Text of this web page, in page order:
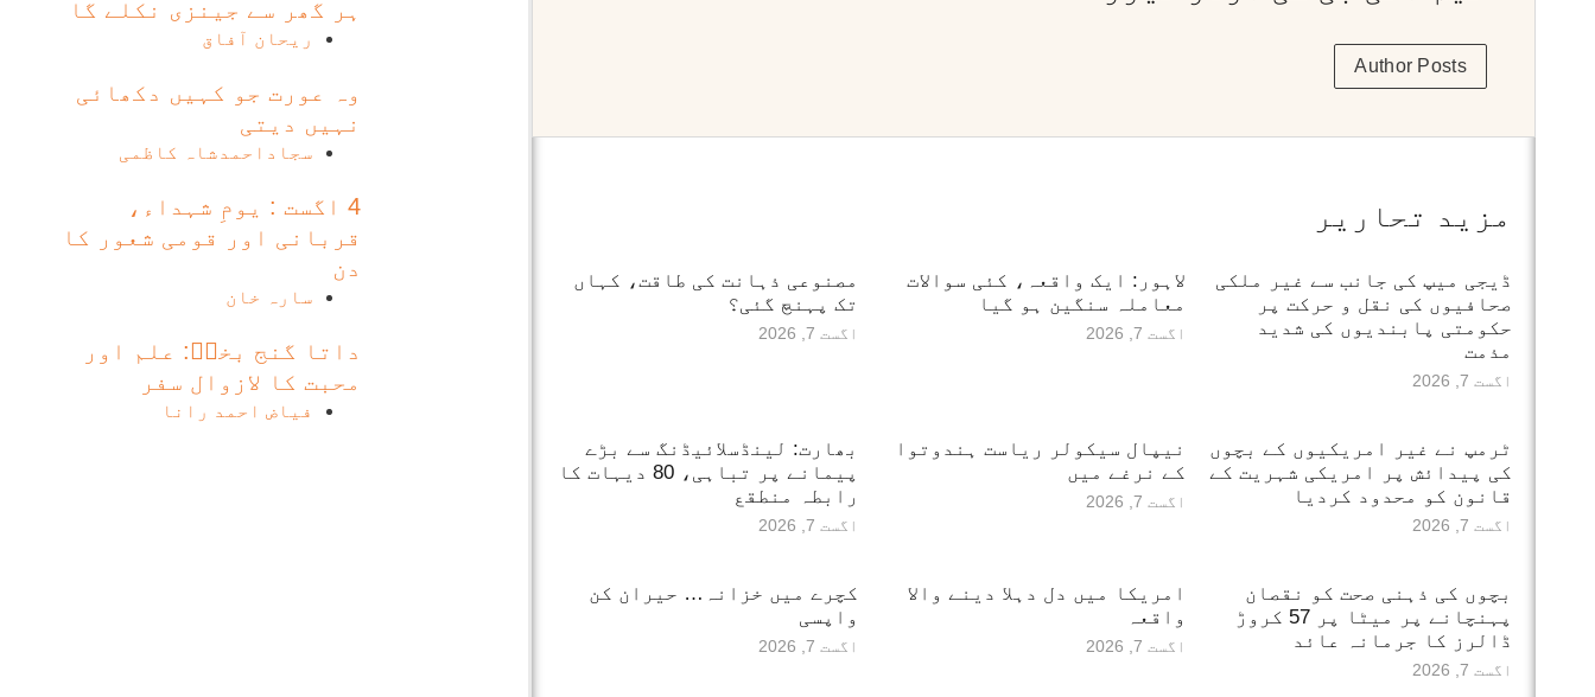
Author Posts
مزید تحاریر
ڈیجی میپ کی جانب سے غیر ملکی
صحافیوں کی نقل و حرکت پر
حکومتی پابندیوں کی شدید
مذمت
اگست 7, 2026
لاہور: ایک واقعہ، کئی سوالات
معاملہ سنگین ہو گیا
اگست 7, 2026
مصنوعی ذہانت کی طاقت، کہاں
تک پہنچ گئی؟
اگست 7, 2026
ٹرمپ نے غیر امریکیوں کے بچوں
کی پیدائش پر امریکی شہریت کے
قانون کو محدود کردیا
اگست 7, 2026
نیپال سیکولر ریاست ہندوتوا
کے نرغے میں
اگست 7, 2026
بھارت: لینڈسلائیڈنگ سے بڑے
پیمانے پر تباہی، 80 دیہات کا
رابطہ منطقع
اگست 7, 2026
بچوں کی ذہنی صحت کو نقصان
پہنچانے پر میٹا پر 57 کروڑ
ڈالرز کا جرمانہ عائد
اگست 7, 2026
امریکا میں دل دہلا دینے والا
واقعہ
اگست 7, 2026
کچرے میں خزانہ… حیران کن
واپسی
اگست 7, 2026
ہر گھر سے جینزی نکلے گا
ریحان آفاق
وہ عورت جو کہیں دکھائی
نہیں دیتی
سجاداحمدشاہ کاظمی
4 اگست : یومِ شہداء،
قربانی اور قومی شعور کا
دن
سارہ خان
داتا گنج بخشؒ: علم اور
محبت کا لازوال سفر
فیاض احمد رانا